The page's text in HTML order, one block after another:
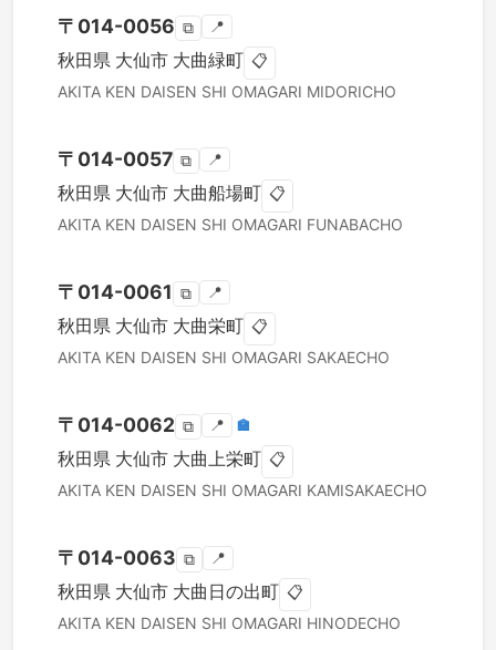
〒 014-0056 ⧉ 📍
秋田県 大仙市 大曲緑町 📋
AKITA KEN DAISEN SHI OMAGARI MIDORICHO
〒 014-0057 ⧉ 📍
秋田県 大仙市 大曲船場町 📋
AKITA KEN DAISEN SHI OMAGARI FUNABACHO
〒 014-0061 ⧉ 📍
秋田県 大仙市 大曲栄町 📋
AKITA KEN DAISEN SHI OMAGARI SAKAECHO
〒 014-0062 ⧉ 📍 🏣
秋田県 大仙市 大曲上栄町 📋
AKITA KEN DAISEN SHI OMAGARI KAMISAKAECHO
〒 014-0063 ⧉ 📍
秋田県 大仙市 大曲日の出町 📋
AKITA KEN DAISEN SHI OMAGARI HINODECHO